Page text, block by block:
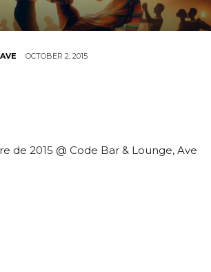
OCTOBER 2, 2015
de 2015 @ Code Bar & Lounge, Ave